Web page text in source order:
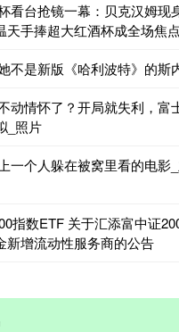
看台抢镜一幕：贝克汉姆现
天手捧超大红酒杯成全场焦点
不是新版《哈利波特》的斯
动情怀了？开局就失利，富
_照片
一个人躲在被窝里看的电影
指数ETF 关于汇添富中证
新增流动性服务商的公告